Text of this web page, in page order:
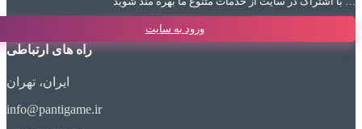
ورود به سایت
راه های ارتباطی
ایران، تهران
info@pantigame.ir